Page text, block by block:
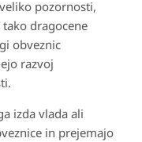
pozornosti,
dragocene
obveznic
razvoj
izda vlada ali
in prejemajo